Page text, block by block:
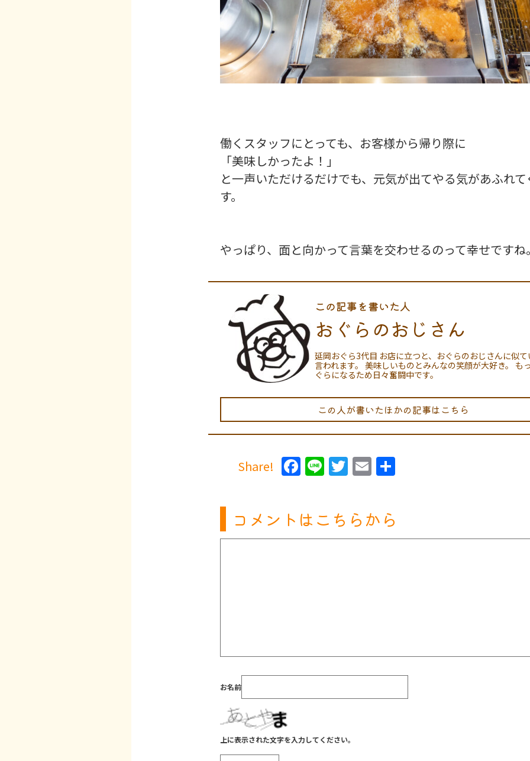
働くスタッフにとっても、お客様から帰り際に
「美味しかったよ！」
と一声いただけるだけでも、元気が出てやる気があふれ
す。
やっぱり、面と向かって言葉を交わせるのって幸せですね
この記事を書いた人
おぐらのおじさん
延岡おぐら3代目 お店に立つと、おぐらのおじさんに似
言われます。 美味しいものとみんなの笑顔が大好き。 も
ぐらになるため日々奮闘中です。
この人が書いたほかの記事はこちら
Share! Facebook
LineTwitter
Email
コメントはこちらから
お名前
上に表示された文字を入力してください。